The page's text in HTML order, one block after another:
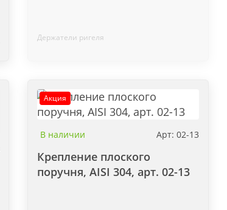
Держатели ригеля
Акция
В наличии Арт: 02-13
Крепление плоского
поручня, AISI 304, арт. 02-13